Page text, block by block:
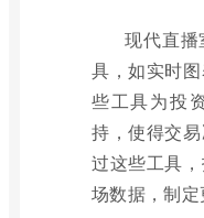
现代直
具，如实时
些工具为投
持，使得交
过这些工具
场数据，制定